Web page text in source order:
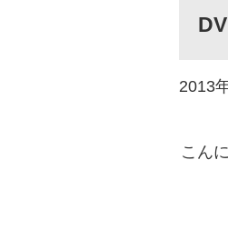
2013
こん